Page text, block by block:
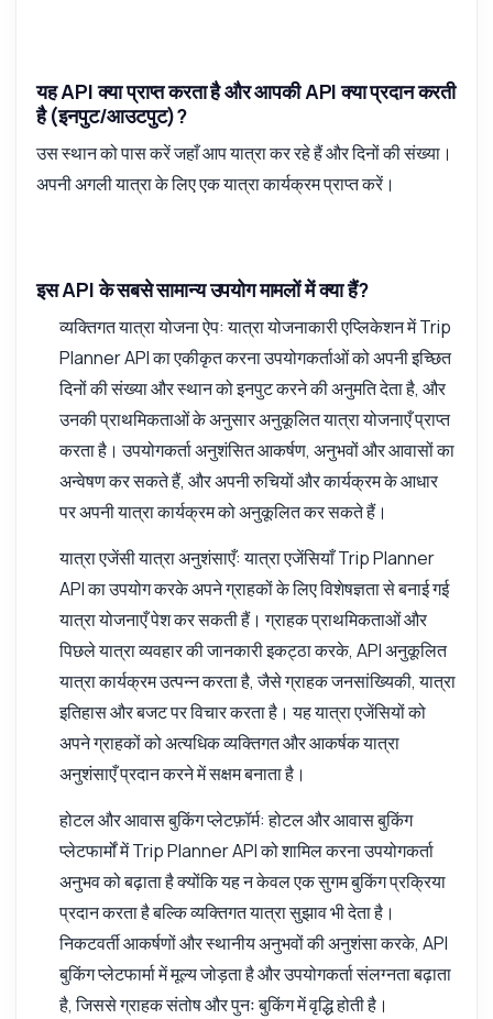
यह API क्या प्राप्त करता है और आपकी API क्या प्रदान करती
है (इनपुट/आउटपुट)?
उस स्थान को पास करें जहाँ आप यात्रा कर रहे हैं और दिनों की संख्या।
अपनी अगली यात्रा के लिए एक यात्रा कार्यक्रम प्राप्त करें।
इस API के सबसे सामान्य उपयोग मामलों में क्या हैं?
व्यक्तिगत यात्रा योजना ऐप: यात्रा योजनाकारी एप्लिकेशन में Trip
Planner API का एकीकृत करना उपयोगकर्ताओं को अपनी इच्छित
दिनों की संख्या और स्थान को इनपुट करने की अनुमति देता है, और
उनकी प्राथमिकताओं के अनुसार अनुकूलित यात्रा योजनाएँ प्राप्त
करता है। उपयोगकर्ता अनुशंसित आकर्षण, अनुभवों और आवासों का
अन्वेषण कर सकते हैं, और अपनी रुचियों और कार्यक्रम के आधार
पर अपनी यात्रा कार्यक्रम को अनुकूलित कर सकते हैं।
यात्रा एजेंसी यात्रा अनुशंसाएँ: यात्रा एजेंसियाँ Trip Planner
API का उपयोग करके अपने ग्राहकों के लिए विशेषज्ञता से बनाई गई
यात्रा योजनाएँ पेश कर सकती हैं। ग्राहक प्राथमिकताओं और
पिछले यात्रा व्यवहार की जानकारी इकट्ठा करके, API अनुकूलित
यात्रा कार्यक्रम उत्पन्न करता है, जैसे ग्राहक जनसांख्यिकी, यात्रा
इतिहास और बजट पर विचार करता है। यह यात्रा एजेंसियों को
अपने ग्राहकों को अत्यधिक व्यक्तिगत और आकर्षक यात्रा
अनुशंसाएँ प्रदान करने में सक्षम बनाता है।
होटल और आवास बुकिंग प्लेटफ़ॉर्म: होटल और आवास बुकिंग
प्लेटफार्मों में Trip Planner API को शामिल करना उपयोगकर्ता
अनुभव को बढ़ाता है क्योंकि यह न केवल एक सुगम बुकिंग प्रक्रिया
प्रदान करता है बल्कि व्यक्तिगत यात्रा सुझाव भी देता है।
निकटवर्ती आकर्षणों और स्थानीय अनुभवों की अनुशंसा करके, API
बुकिंग प्लेटफार्मा में मूल्य जोड़ता है और उपयोगकर्ता संलग्नता बढ़ाता
है, जिससे ग्राहक संतोष और पुनः बुकिंग में वृद्धि होती है।